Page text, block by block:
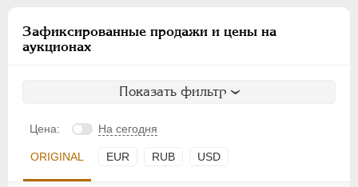
Зафиксированные продажи и цены на
аукционах
Показать фильтр
Цена: На сегодня
ORIGINAL EUR RUB USD